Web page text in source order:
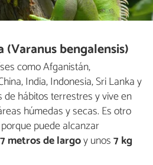
(Varanus bengalensis)
como Afganistán,
India, Indonesia, Sri Lanka y
de hábitos terrestres y vive en
húmedas y secas. Es otro
puede alcanzar
metros de largoy unos7 kg